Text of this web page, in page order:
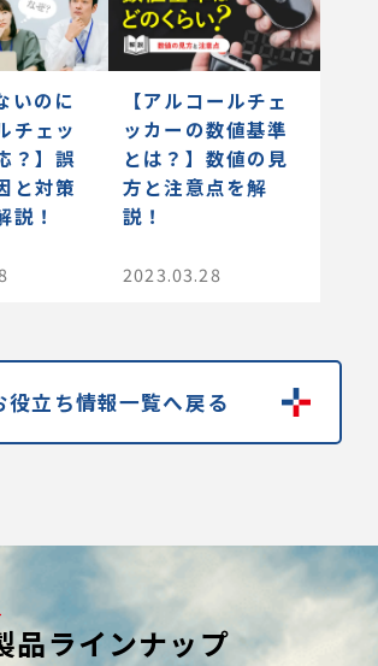
いのに
チェッ
？】誤
と対策
説！
【アルコールチェ
ッカーの数値基準
とは？】数値の見
方と注意点を解
説！
2023.03.28
役立ち情報一覧へ戻る
品ラインナップ